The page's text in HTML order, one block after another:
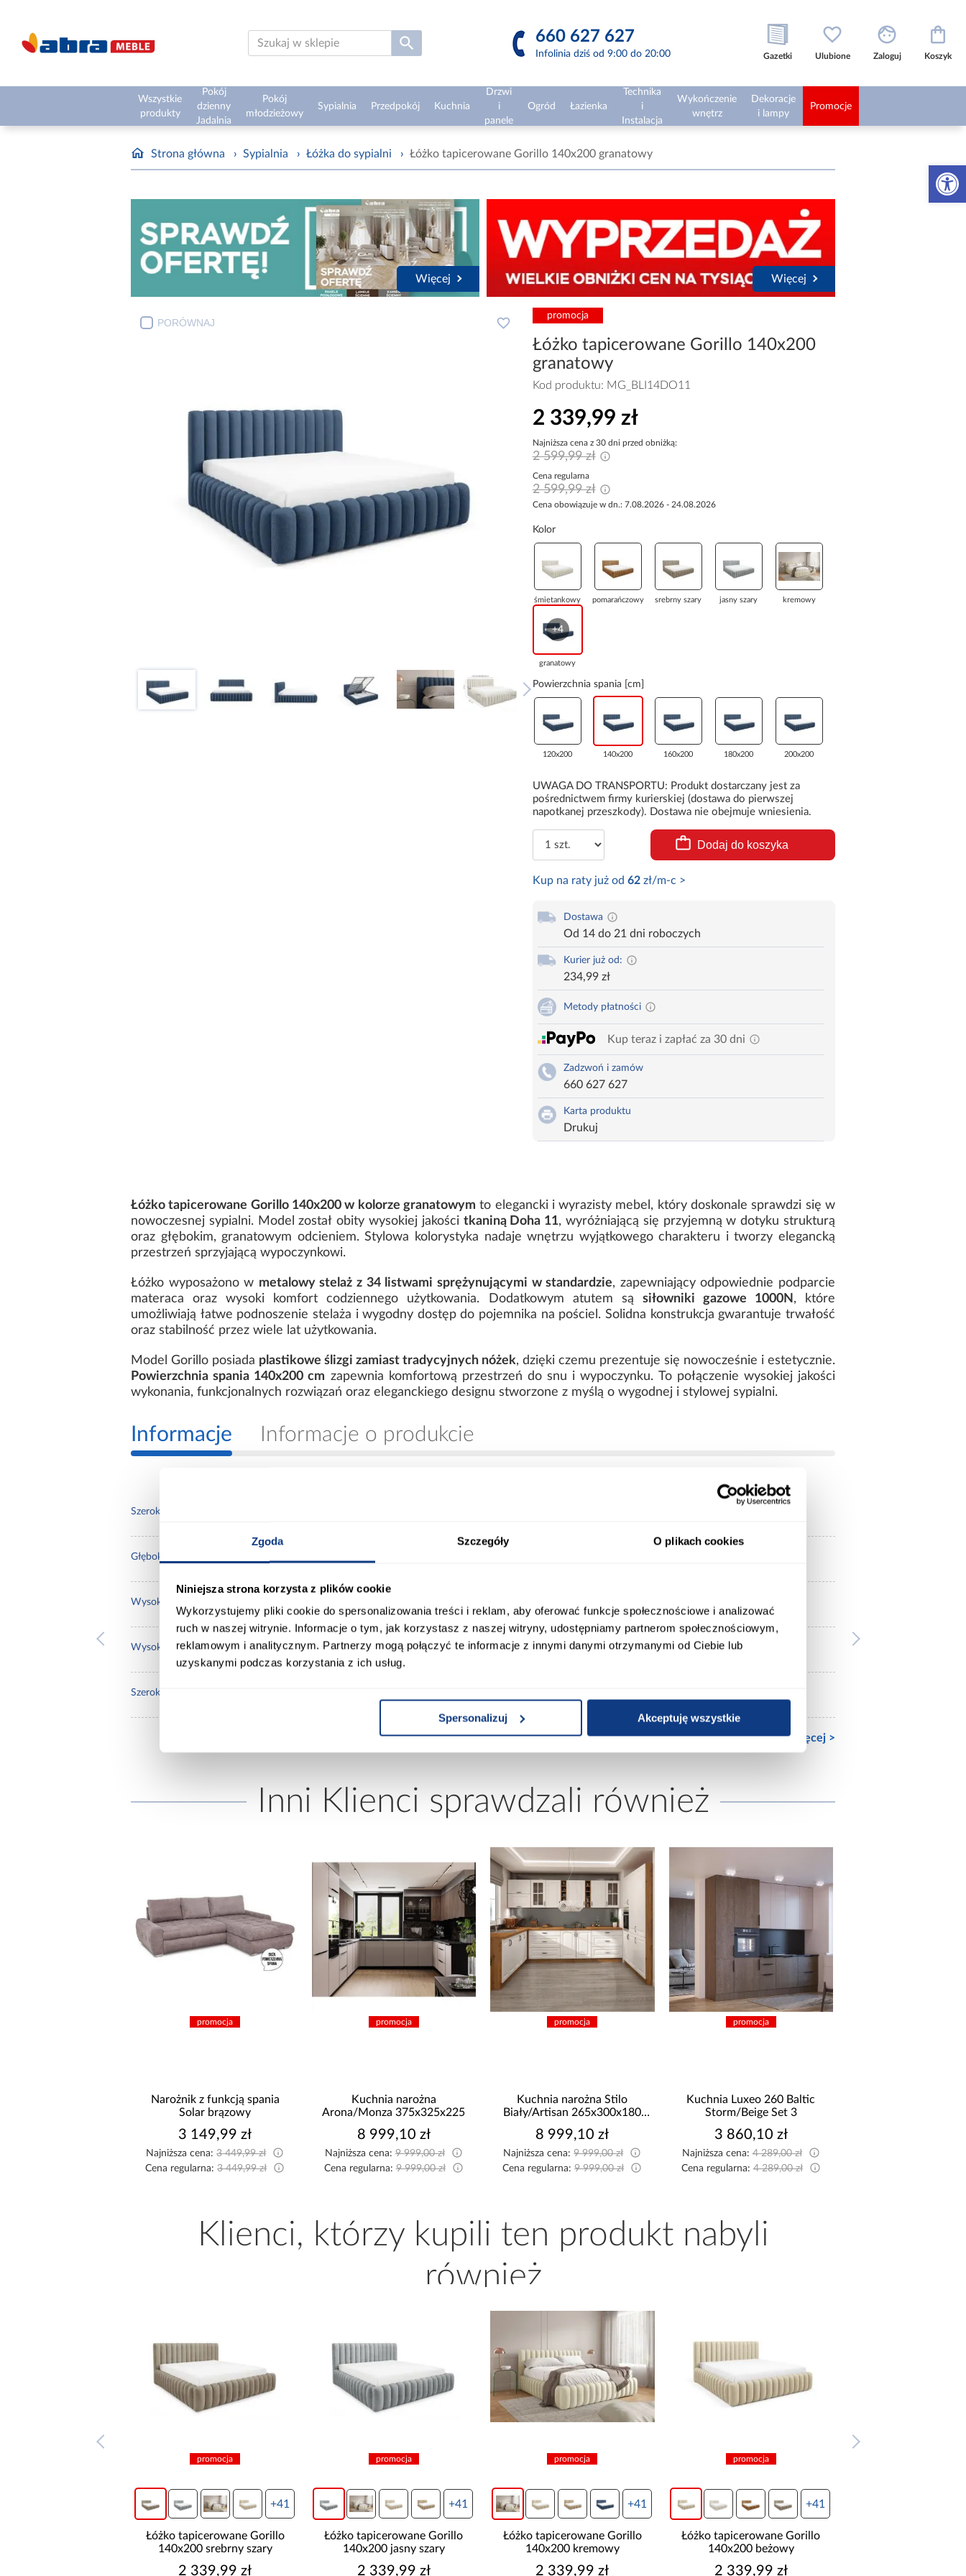
Zgoda Szczegóły O plikach cookies
Niniejsza strona korzysta z plików cookie
Wykorzystujemy pliki cookie do spersonalizowania treści i reklam, aby oferować funkcje społecznościowe i analizować
ruch w naszej witrynie. Informacje o tym, jak korzystasz z naszej witryny, udostępniamy partnerom społecznościowym,
reklamowym i analitycznym. Partnerzy mogą połączyć te informacje z innymi danymi otrzymanymi od Ciebie lub
uzyskanymi podczas korzystania z ich usług.
Spersonalizuj Akceptuję wszystkie
Otwórz
660 627 627
Infolinia dziś od 9:00 do 20:00 Gazetki Ulubione Zaloguj Koszyk
Wszystkie
produkty
Pokój
dzienny
Jadalnia
Pokój
młodzieżowy
Sypialnia Przedpokój Kuchnia
Drzwi
i
panele
Ogród Łazienka
Technika
i
Instalacja
Wykończenie
wnętrz
Dekoracje
i lampy
Promocje
Strona główna › Sypialnia › Łóżka do sypialni › Łóżko tapicerowane Gorillo 140x200 granatowy
Więcej Więcej
PORÓWNAJ
promocja
Łóżko tapicerowane Gorillo 140x200
granatowy
Kod produktu: MG_BLI14DO11
2 339,99 zł
Najniższa cena z 30 dni przed obniżką:
2 599,99 zł
Cena regularna
2 599,99 zł
Cena obowiązuje w dn.: 7.08.2026 - 24.08.2026
Kolor
śmietankowy pomarańczowy srebrny szary jasny szary kremowy
+4
granatowy
Powierzchnia spania [cm]
120x200 140x200 160x200 180x200 200x200
UWAGA DO TRANSPORTU: Produkt dostarczany jest za
pośrednictwem firmy kurierskiej (dostawa do pierwszej
napotkanej przeszkody). Dostawa nie obejmuje wniesienia.
Dodaj do koszyka
Kup na raty już od 62zł/m-c >
Dostawa
Od 14 do 21 dni roboczych
Kurier już od:
234,99 zł
Metody płatności
Kup teraz i zapłać za 30 dni
Zadzwoń i zamów
660 627 627
Karta produktu
Drukuj
Łóżko tapicerowane Gorillo 140x200 w kolorze granatowym to elegancki i wyrazisty mebel, który doskonale sprawdzi się w
nowoczesnej sypialni. Model został obity wysokiej jakości tkaniną Doha 11, wyróżniającą się przyjemną w dotyku strukturą
oraz głębokim, granatowym odcieniem. Stylowa kolorystyka nadaje wnętrzu wyjątkowego charakteru i tworzy elegancką
przestrzeń sprzyjającą wypoczynkowi.
Łóżko wyposażono w metalowy stelaż z 34 listwami sprężynującymi w standardzie, zapewniający odpowiednie podparcie
materaca oraz wysoki komfort codziennego użytkowania. Dodatkowym atutem są siłowniki gazowe 1000N , które
umożliwiają łatwe podnoszenie stelaża i wygodny dostęp do pojemnika na pościel. Solidna konstrukcja gwarantuje trwałość
oraz stabilność przez wiele lat użytkowania.
Model Gorillo posiada plastikowe ślizgi zamiast tradycyjnych nóżek, dzięki czemu prezentuje się nowocześnie i estetycznie.
Powierzchnia spania 140x200 cm zapewnia komfortową przestrzeń do snu i wypoczynku. To połączenie wysokiej jakości
wykonania, funkcjonalnych rozwiązań oraz eleganckiego designu stworzone z myślą o wygodnej i stylowej sypialni.
Informacje Informacje o produkcie
Szerokość [cm]:
Głębokość [cm]:
Wysokość [cm]:
Wysokość do siedziska [cm]: 37.00
Szerokość pow. spania [cm]:
Rozmiar materaca [cm]: 140x200
Zobacz więcej >
Inni Klienci sprawdzali również
Narożnik z funkcją spania
3 449,99 zł
3 449,99 zł
Kuchnia narożna
Arona/Monza 375x325x225
Najniższa cena:
9 999,00 zł
Cena regularna:
9 999,00 zł
Kuchnia narożna Stilo
Biały/Artisan 265x300x180
Najniższa cena:
9 999,00 zł
Cena regularna: 9 999,00 zł
Kuchnia Luxeo 260 Baltic
Storm/Beige Set 3
Najniższa cena:
4 289,00 zł
Cena regularna:
4 289,00 zł
Narożnik z funkcją spania
Najniższa cena:
Cena regularna:
Klienci, którzy kupili ten produkt nabyli
również
promocja
+41
Łóżko tapicerowane Gorillo
140x200 jasny szary
2 339,99 zł
promocja
+41
Łóżko tapicerowane Gorillo
140x200 kremowy
2 339,99 zł
promocja
+41
Łóżko tapicerowane Gorillo
140x200 beżowy
2 339,99 zł
promocja
+41
Łóżko tapicerowane Gorillo
140x200 brązowy
2 339,99 zł